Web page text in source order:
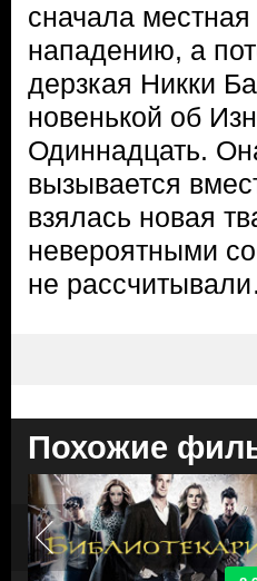
сначала
нападению, а
дерзкая Никки
новенькой об
Одиннадцать.
вызывается
взялась новая
невероятными
не
Похожие